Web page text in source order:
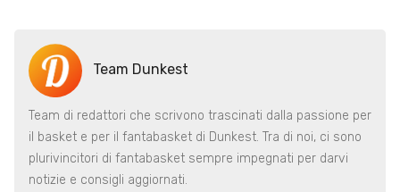
Team Dunkest
Team di redattori che scrivono trascinati dalla passione per
il basket e per il fantabasket di Dunkest. Tra di noi, ci sono
plurivincitori di fantabasket sempre impegnati per darvi
notizie e consigli aggiornati.